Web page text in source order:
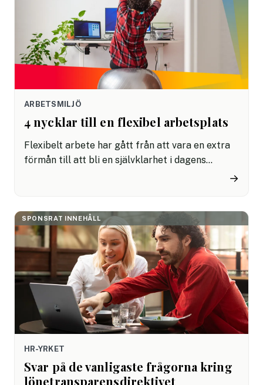
ARBETSMILJÖ
4 nycklar till en flexibel arbetsplats
Flexibelt arbete har gått från att vara en extra
förmån till att bli en självklarhet i dagens
gällande flexibilitet istället för att anamma
förändringen och dra nytta av den.
→
SPONSRAT INNEHÅLL
HR-YRKET
Svar på de vanligaste frågorna kring
lönetransparensdirektivet